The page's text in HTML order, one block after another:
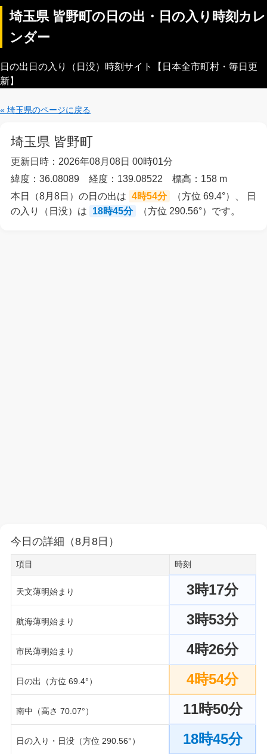
埼玉県 皆野町の日の出・日の入り時刻カレ
ンダー
日の出日の入り（日没）時刻サイト【日本全市町村・毎日更
新】
« 埼玉県のページに戻る
埼玉県 皆野町
更新日時：2026年08月08日 00時01分
緯度：36.08089 経度：139.08522 標高：158 m
本日（8月8日）の日の出は 4時54分
（方位 69.4°）、 日
の入り（日没）は
18時45分 （方位 290.56°）です。
今日の詳細（8月8日）
項目 時刻
天文薄明始まり 3時17分
航海薄明始まり 3時53分
市民薄明始まり 4時26分
日の出（方位 69.4°） 4時54分
南中（高さ 70.07°） 11時50分
日の入り・日没（方位 290.56°） 18時45分